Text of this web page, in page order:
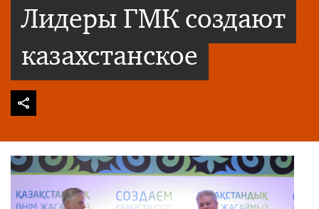
Лидеры ГМК создают
казахстанское